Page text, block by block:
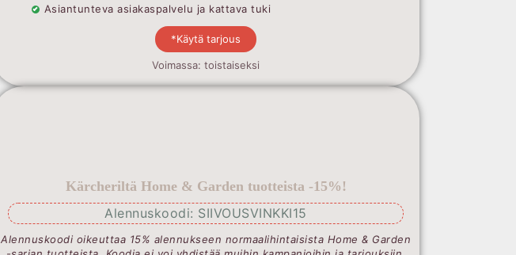
Asiantunteva asiakaspalvelu ja kattava tuki
*Käytä tarjous
Voimassa: toistaiseksi
Kärcheriltä Home & Garden tuotteista -15%!
Alennuskoodi: SIIVOUSVINKKI15
Alennuskoodi oikeuttaa 15% alennukseen normaalihintaisista Home & Garden